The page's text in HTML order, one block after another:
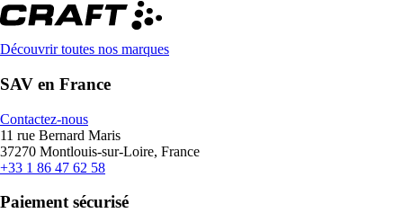
Découvrir toutes nos marques
SAV en France
Contactez-nous
11 rue Bernard Maris
37270 Montlouis-sur-Loire, France
+33 1 86 47 62 58
Paiement sécurisé